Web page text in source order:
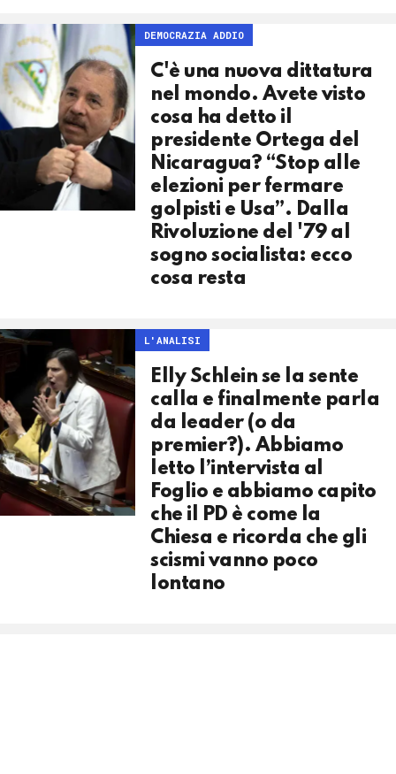
DEMOCRAZIA ADDIO
C'è una nuova dittatura
nel mondo. Avete visto
cosa ha detto il
presidente Ortega del
Nicaragua? “Stop alle
elezioni per fermare
golpisti e Usa”. Dalla
Rivoluzione del '79 al
sogno socialista: ecco
cosa resta
L'ANALISI
Elly Schlein se la sente
calla e finalmente parla
da leader (o da
premier?). Abbiamo
letto l’intervista al
Foglio e abbiamo capito
che il PD è come la
Chiesa e ricorda che gli
scismi vanno poco
lontano